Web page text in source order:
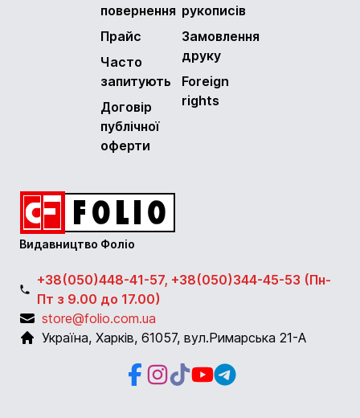
повернення
Прайс
Часто
запитують
Договір
публічної
оферти
рукописів
Замовлення
друку
Foreign
rights
Видавництво Фоліо
+38(050)448-41-57, +38(050)344-45-53 (Пн-
Пт з 9.00 до 17.00)
store@folio.com.ua
Україна, Харків, 61057, вул.Римарська 21-А
Facebook
Instagram
Instagram
YoutubeTelegram